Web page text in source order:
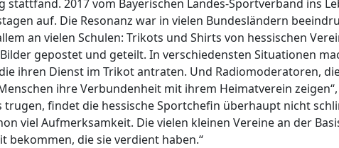
2017 vom Bayerischen Landes-Sportverband ins
auf. Die Resonanz war in vielen Bundesländern
an vielen Schulen: Trikots und Shirts von hessischen
gepostet und geteilt. In verschiedensten Situationen
ihren Dienst im Trikot antraten. Und Radiomoderatoren,
ihre Verbundenheit mit ihrem Heimatverein
findet die hessische Sportchefin überhaupt nicht
viel Aufmerksamkeit. Die vielen kleinen Vereine an der
bekommen, die sie verdient haben.“